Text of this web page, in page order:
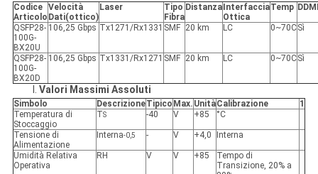
Codice
Articolo
Velocità
Dati(ottico)
Laser
Tipo
Fibra
Distanza Interfaccia
Ottica
Temp
QSFP28-
100G-
BX20U
106,25 Gbps Tx1271/Rx1331 SMF 20 km LC 0~70CSì
QSFP28-
100G-
BX20D
106,25 Gbps Tx1331/Rx1271 SMF 20 km LC 0~70CSì
I. Valori Massimi Assoluti
Simbolo DescrizioneTipico Max. UnitàCalibrazione
1
Temperatura di
Stoccaggio
TS -40 V +85 °C
Tensione di
Alimentazione
Interna-0,5 - V +4,0 Interna
Umidità Relativa
Operativa
RH V V +85
Tempo di
Transizione, 20% a